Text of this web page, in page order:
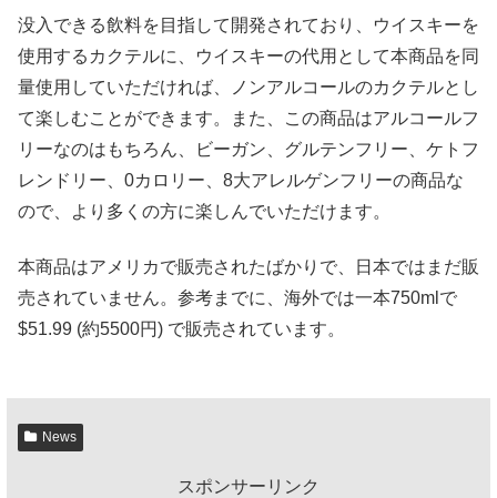
没入できる飲料を目指して開発されており、ウイスキーを
使用するカクテルに、ウイスキーの代用として本商品を同
量使用していただければ、ノンアルコールのカクテルとし
て楽しむことができます。また、この商品はアルコールフ
リーなのはもちろん、ビーガン、グルテンフリー、ケトフ
レンドリー、0カロリー、8大アレルゲンフリーの商品な
ので、より多くの方に楽しんでいただけます。
本商品はアメリカで販売されたばかりで、日本ではまだ販
売されていません。参考までに、海外では一本750mlで
$51.99 (約5500円) で販売されています。
News
スポンサーリンク